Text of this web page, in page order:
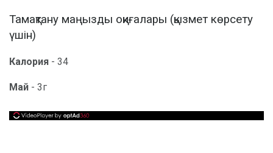
Тамақтану маңызды оқиғалары (қызмет көрсету
үшін)
Калория - 34
Май - 3г